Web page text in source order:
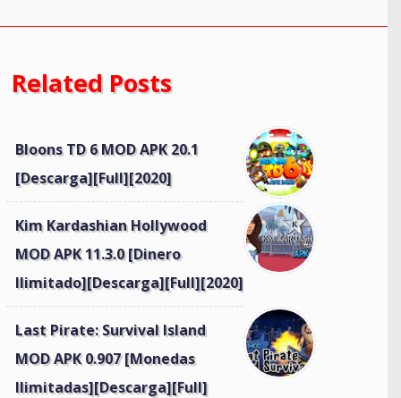
Related Posts
Bloons TD 6 MOD APK 20.1
[Descarga][Full][2020]
Kim Kardashian Hollywood
MOD APK 11.3.0 [Dinero
Ilimitado][Descarga][Full][2020]
Last Pirate: Survival Island
MOD APK 0.907 [Monedas
Ilimitadas][Descarga][Full]